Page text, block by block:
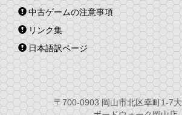
中古ゲームの注意事項
リンク集
日本語訳ページ
〒700-0903 岡山市北区幸町1-7